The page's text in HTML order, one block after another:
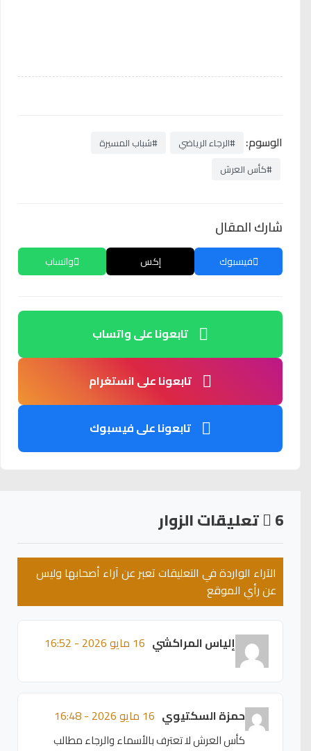
الوسوم: #الرجاء الرياضي
#شباب المسيرة
#كأس العرش
شارك المقال
فيسبوك إكس واتساب
تابعونا على واتساب
تابعونا على انستغرام
تابعونا على فيسبوك
6 تعليقات الزوار
الآراء الواردة في التعليقات تعبر عن آراء أصحابها وليس
عن رأي الموقع
إلياس المراكشي 16 مايو 2026 - 16:52
حمزة السكتيوي 16 مايو 2026 - 16:48
كأس العرش لا تعترف بالأسماء والرجاء مطالب